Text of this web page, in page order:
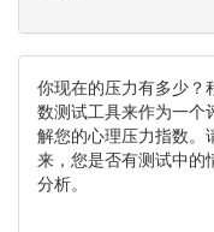
你现在的压力有多少？
数测试工具来作为一个
解您的心理压力指数。
来，您是否有测试中的
分析。